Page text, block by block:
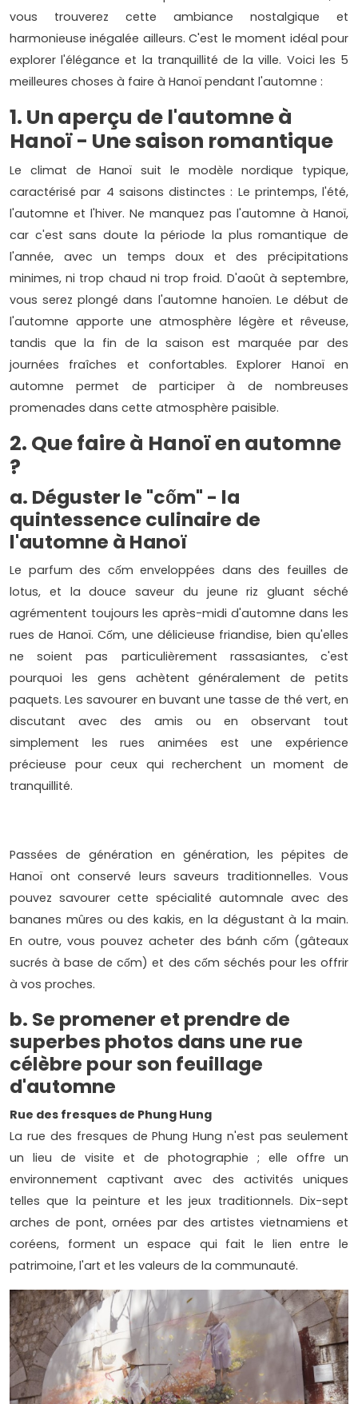
vous trouverez cette ambiance nostalgique et
harmonieuse inégalée ailleurs. C'est le moment idéal pour
explorer l'élégance et la tranquillité de la ville. Voici les 5
meilleures choses à faire à Hanoï pendant l'automne :
1. Un aperçu de l'automne à
Hanoï - Une saison romantique
Le climat de Hanoï suit le modèle nordique typique,
caractérisé par 4 saisons distinctes : Le printemps, l'été,
l'automne et l'hiver. Ne manquez pas l'automne à Hanoï,
car c'est sans doute la période la plus romantique de
l'année, avec un temps doux et des précipitations
minimes, ni trop chaud ni trop froid. D'août à septembre,
vous serez plongé dans l'automne hanoïen. Le début de
l'automne apporte une atmosphère légère et rêveuse,
tandis que la fin de la saison est marquée par des
journées fraîches et confortables. Explorer Hanoï en
automne permet de participer à de nombreuses
promenades dans cette atmosphère paisible.
2. Que faire à Hanoï en automne
?
a. Déguster le "cốm" - la
quintessence culinaire de
l'automne à Hanoï
Le parfum des cốm enveloppées dans des feuilles de
lotus, et la douce saveur du jeune riz gluant séché
agrémentent toujours les après-midi d'automne dans les
rues de Hanoï. Cốm, une délicieuse friandise, bien qu'elles
ne soient pas particulièrement rassasiantes, c'est
pourquoi les gens achètent généralement de petits
paquets. Les savourer en buvant une tasse de thé vert, en
discutant avec des amis ou en observant tout
simplement les rues animées est une expérience
précieuse pour ceux qui recherchent un moment de
tranquillité.
Passées de génération en génération, les pépites de
Hanoï ont conservé leurs saveurs traditionnelles. Vous
pouvez savourer cette spécialité automnale avec des
bananes mûres ou des kakis, en la dégustant à la main.
En outre, vous pouvez acheter des bánh cốm (gâteaux
sucrés à base de cốm) et des cốm séchés pour les offrir
à vos proches.
b. Se promener et prendre de
superbes photos dans une rue
célèbre pour son feuillage
d'automne
Rue des fresques de Phung Hung
La rue des fresques de Phung Hung n'est pas seulement
un lieu de visite et de photographie ; elle offre un
environnement captivant avec des activités uniques
telles que la peinture et les jeux traditionnels. Dix-sept
arches de pont, ornées par des artistes vietnamiens et
coréens, forment un espace qui fait le lien entre le
patrimoine, l'art et les valeurs de la communauté.